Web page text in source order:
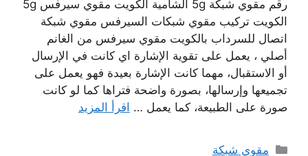
رقم مقوي شبكة 5g الشامية الكويت مقوي سيرفس 5g
الكويت تركيب مقوي شبكات السيرفس مقوي شبكة
اتصال للسرداب بالكويت مقوي سيرفس من الغانم
أصلي ، يعمل على تقوية الإشارة اي كانت في الإرسال
أو الاستقبال، مهما كانت الإشارة بعيدة فهو يعمل على
تجميعها وإرسالها، بصورة واضحة فتراها كما لو كانت
صورة على الطبيعة، كما يعمل … اقرأ المزيد
التصنيفات
مقوي شبكة